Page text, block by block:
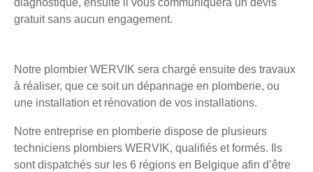
diagnostique, ensuite il vous communiquera un devis
gratuit sans aucun engagement.
Notre plombier WERVIK sera chargé ensuite des travaux
à réaliser, que ce soit un dépannage en plomberie, ou
une installation et rénovation de vos installations.
Notre entreprise en plomberie dispose de plusieurs
techniciens plombiers WERVIK, qualifiés et formés. Ils
sont dispatchés sur les 6 régions en Belgique afin d’être